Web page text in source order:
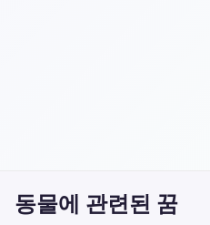
동물에 관련된 꿈